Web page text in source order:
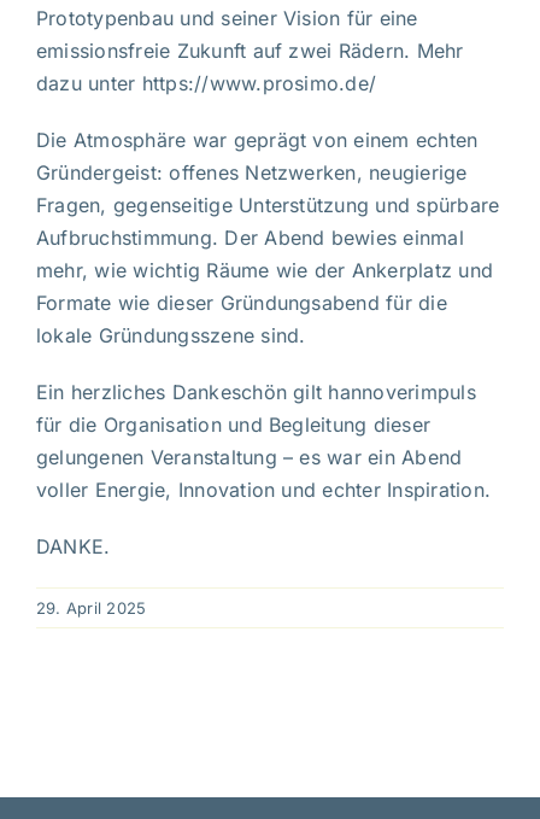
Prototypenbau und seiner Vision für eine
emissionsfreie Zukunft auf zwei Rädern. Mehr
dazu unter https://www.prosimo.de/
Die Atmosphäre war geprägt von einem echten
Gründergeist: offenes Netzwerken, neugierige
Fragen, gegenseitige Unterstützung und spürbare
Aufbruchstimmung. Der Abend bewies einmal
mehr, wie wichtig Räume wie der Ankerplatz und
Formate wie dieser Gründungsabend für die
lokale Gründungsszene sind.
Ein herzliches Dankeschön gilt hannoverimpuls
für die Organisation und Begleitung dieser
gelungenen Veranstaltung – es war ein Abend
voller Energie, Innovation und echter Inspiration.
DANKE.
29. April 2025